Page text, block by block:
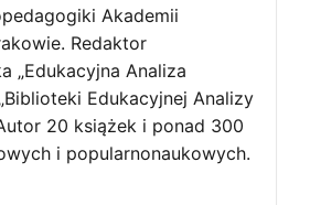
Akademii
Redaktor
„Edukacyjna Analiza
Edukacyjnej Analizy
20 książek i ponad 300
i popularnonaukowych.